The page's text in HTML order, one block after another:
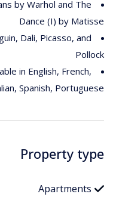
by Warhol and The
Dance (I) by Matisse
Dali, Picasso, and
Pollock
in English, French,
Spanish, Portuguese
Property type
Apartments